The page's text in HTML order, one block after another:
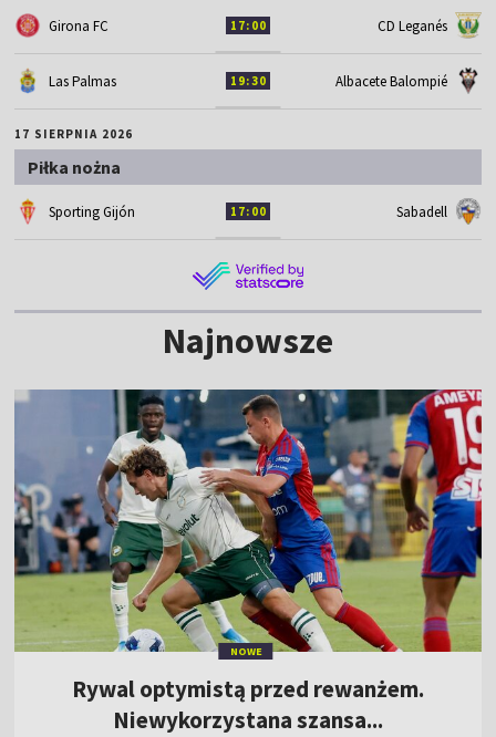
Girona FC 17:00 CD Leganés
Las Palmas 19:30 Albacete Balompié
17 SIERPNIA 2026
Piłka nożna
Sporting Gijón 17:00 Sabadell
Najnowsze
NOWE
Rywal optymistą przed rewanżem.
Niewykorzystana szansa...